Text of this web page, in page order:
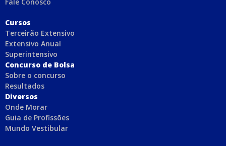
Cursos
Terceirão Extensivo
Extensivo Anual
Superintensivo
Concurso de Bolsa
Sobre o concurso
Resultados
Diversos
Onde Morar
Guia de Profissões
Mundo Vestibular